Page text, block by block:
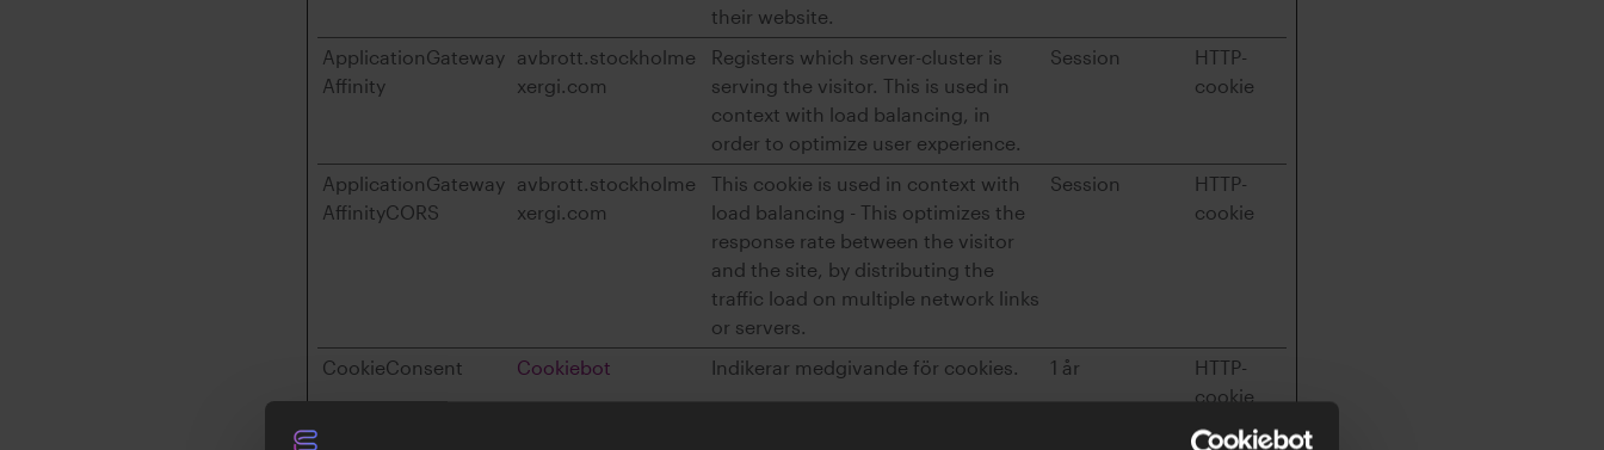
their website.
ApplicationGateway
Affinity
avbrott.stockholme
xergi.com
Registers which server-cluster is
serving the visitor. This is used in
context with load balancing, in
order to optimize user experience.
Session
HTTP-
cookie
ApplicationGateway
AffinityCORS
avbrott.stockholme
xergi.com
This cookie is used in context with
load balancing - This optimizes the
response rate between the visitor
and the site, by distributing the
traffic load on multiple network links
or servers.
Session
HTTP-
cookie
CookieConsent Cookiebot Indikerar medgivande för cookies. 1 år
HTTP-
cookie
Pixelspår